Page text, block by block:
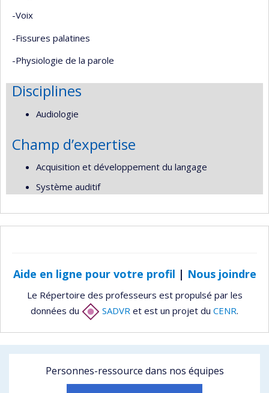
-Voix
-Fissures palatines
-Physiologie de la parole
Disciplines
Audiologie
Champ d’expertise
Acquisition et développement du langage
Système auditif
Aide en ligne pour votre profil | Nous joindre
Le Répertoire des professeurs est propulsé par les
données du
SADVR et est un projet du CENR.
Personnes-ressource dans nos équipes